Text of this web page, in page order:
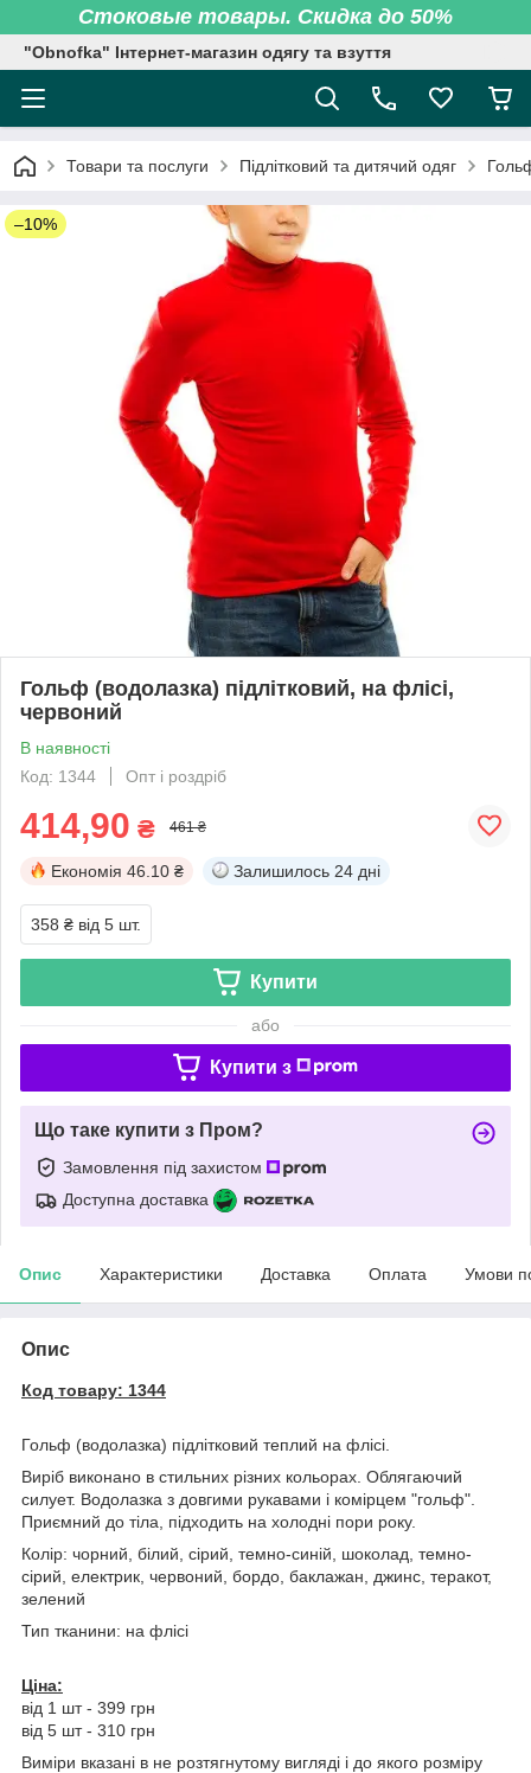
Стоковые товары. Скидка до 50%
"Obnofka" Інтернет-магазин одягу та взуття
Товари та послуги Підлітковий та дитячий одяг
–10%
Гольф (водолазка) підлітковий, на флісі,
червоний
В наявності
Код: 1344
Опт і роздріб
414,90 ₴ 461 ₴
Економія 46.10 ₴ Залишилось 24 дні
358 ₴ від 5 шт.
Купити
або
Купити з
Що таке купити з Пром?
Замовлення під захистом
Доступна доставка
Опис Характеристики Доставка Оплата Умови
Опис
Код товару: 1344
Гольф (водолазка) підлітковий теплий на флісі.
Виріб виконано в стильних різних кольорах. Облягаючий
силует. Водолазка з довгими рукавами і комірцем "гольф".
Приємний до тіла, підходить на холодні пори року.
Колір: чорний, білий, сірий, темно-синій, шоколад, темно-
сірий, електрик, червоний, бордо, баклажан, джинс, теракот,
зелений
Тип тканини: на флісі
Ціна:
від 1 шт - 399 грн
від 5 шт - 310 грн
Виміри вказані в не розтягнутому вигляді і до якого розміру